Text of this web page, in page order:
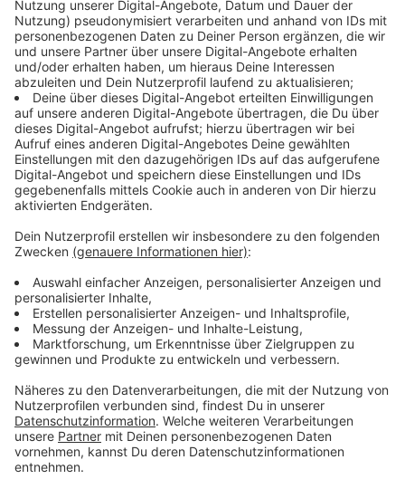
Das etwas mildere Urteil gegen den jüngeren Bruder
kommt laut Richterin daher, dass er über das Messer
Bescheid wusste und somit Mitwirkender war. Aber er
sei davon ausgegangen, dass sein älterer Bruder das
Messer nur als Drohung dabei hatte.
Anzeige
Überschuss von Emotionen
Es waren einige Angehörige der Angeklagten und des
Opfers im Saal. Dadurch war die Atmosphäre hitzig.
Mehrmals wurde es während der Verhandlung laut, vor
allem als einer der Täter den Saal betrat und nach der
Die Verurteilten selbst nahmen das Urteil
augenscheinlich gelassen hin.
Anzeige